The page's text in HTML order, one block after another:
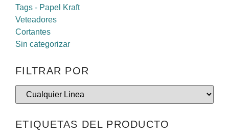
Tags - Papel Kraft
Veteadores
Cortantes
Sin categorizar
FILTRAR POR
ETIQUETAS DEL PRODUCTO